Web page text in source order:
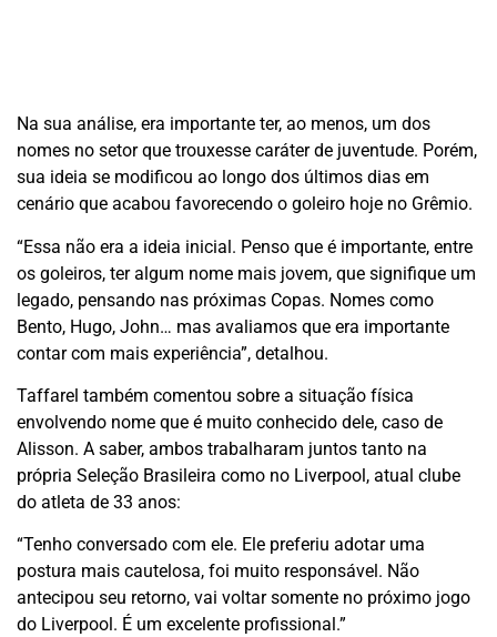
Na sua análise, era importante ter, ao menos, um dos
nomes no setor que trouxesse caráter de juventude. Porém,
sua ideia se modificou ao longo dos últimos dias em
cenário que acabou favorecendo o goleiro hoje no Grêmio.
“Essa não era a ideia inicial. Penso que é importante, entre
os goleiros, ter algum nome mais jovem, que signifique um
legado, pensando nas próximas Copas. Nomes como
Bento, Hugo, John… mas avaliamos que era importante
contar com mais experiência”, detalhou.
Taffarel também comentou sobre a situação física
envolvendo nome que é muito conhecido dele, caso de
Alisson. A saber, ambos trabalharam juntos tanto na
própria Seleção Brasileira como no Liverpool, atual clube
do atleta de 33 anos:
“Tenho conversado com ele. Ele preferiu adotar uma
postura mais cautelosa, foi muito responsável. Não
antecipou seu retorno, vai voltar somente no próximo jogo
do Liverpool. É um excelente profissional.”